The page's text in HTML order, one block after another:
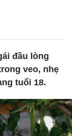
đầu lòng
veo, nhẹ
tuổi 18.